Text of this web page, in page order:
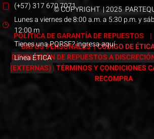
(+57) 317 670 7071
Lunes a viernes de 8:00 a.m. a 5:30 p.m. y
12:00 m
Tienes una PQRSF? ingresa aquí
Línea ÉTICA
© COPYRIGHT | 2025
POLÍTICA DE GARANTÍA DE REPUESTOS |
DATOS PERSONALES|CÓDIGO DE
DEVOLUCIÓN DE REPUESTOS A
(EXTERNAS) |TÉRMINOS Y CONDICIONES
RECOMPRA